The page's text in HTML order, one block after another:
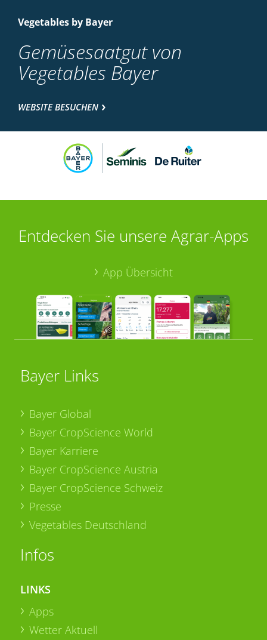
Vegetables by Bayer
Gemüsesaatgut von
Vegetables Bayer
WEBSITE BESUCHEN
Entdecken Sie unsere Agrar-Apps
App Übersicht
Bayer Links
Bayer Global
Bayer CropScience World
Bayer Karriere
Bayer CropScience Austria
Bayer CropScience Schweiz
Presse
Vegetables Deutschland
Infos
LINKS
Apps
Wetter Aktuell